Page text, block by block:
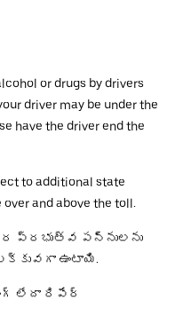
or drugs by drivers
driver may be under the
have the driver end the
to additional state
and above the toll.
ప్రభుత్వ పన్నులను
ఉంటాయి.
లేదా రిపేర్